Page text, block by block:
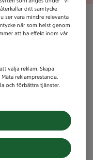
ditt samtycke
ser vara mindre relevanta
när som helst genom
att ha effekt inom vår
välja reklam. Skapa
reklamprestanda.
och förbättra tjänster.